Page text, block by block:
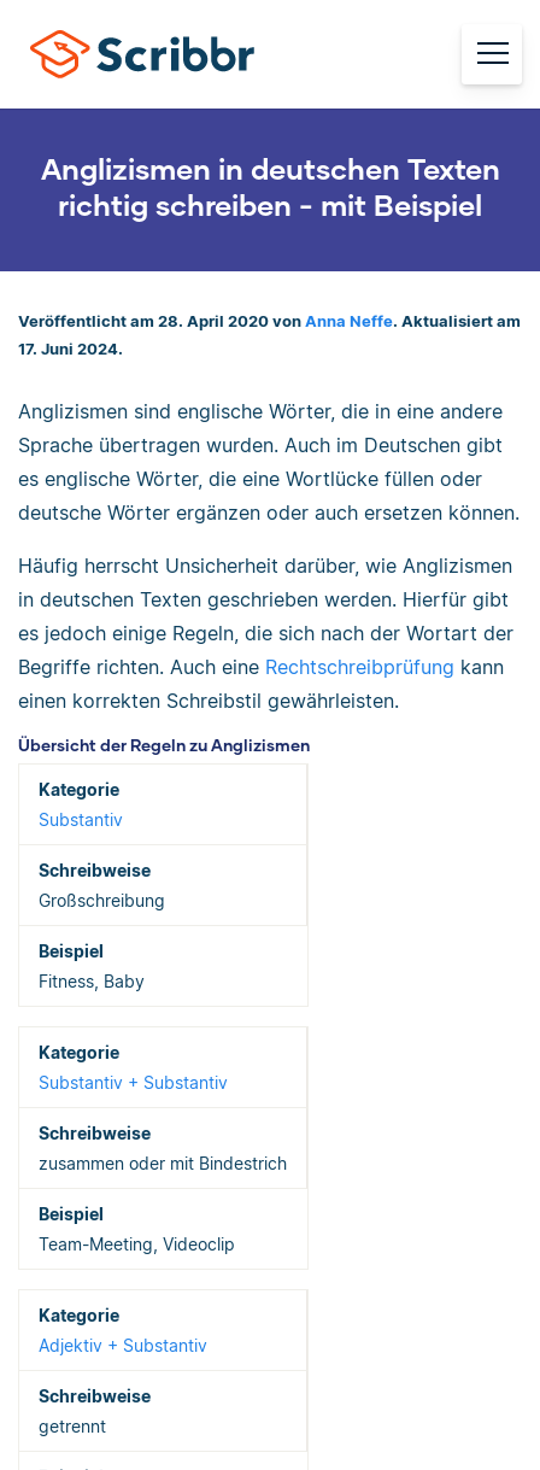
Anglizismen in deutschen Texten
richtig schreiben - mit Beispiel
Veröffentlicht am 28. April 2020 von Anna Neffe. Aktualisiert am
17. Juni 2024.
Anglizismen sind englische Wörter, die in eine andere
Sprache übertragen wurden. Auch im Deutschen gibt
es englische Wörter, die eine Wortlücke füllen oder
deutsche Wörter ergänzen oder auch ersetzen können.
Häufig herrscht Unsicherheit darüber, wie Anglizismen
in deutschen Texten geschrieben werden. Hierfür gibt
es jedoch einige Regeln, die sich nach der Wortart der
Begriffe richten. Auch eine Rechtschreibprüfung kann
einen korrekten Schreibstil gewährleisten.
Übersicht der Regeln zu Anglizismen
Substantiv
Großschreibung
Fitness, Baby
Substantiv + Substantiv
zusammen oder mit Bindestrich
Team-Meeting, Videoclip
Adjektiv + Substantiv
getrennt